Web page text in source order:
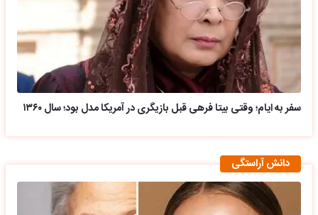
سفر به ایام؛ وقتی بیتا فرهی قبل بازیگری در آمریکا مدل بود؛ سال ۱۳۶۰
دانش آراستگی